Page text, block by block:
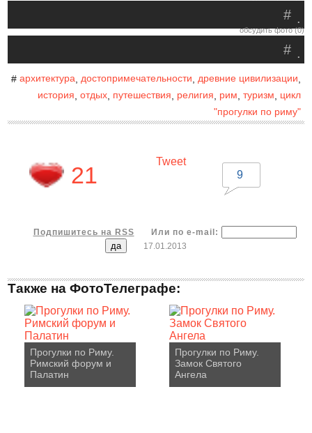
.
#
обсудить фото (0)
.
#
# архитектура, достопримечательности древние цивилизации
история отдых, путешествия религия рим туризм
цикл
"прогулки по риму"
21
Tweet
9
Подпишитесь на RSS
Или по e-mail:
17.01.2013
Также на ФотоТелеграфе:
Прогулки по Риму.
Римский форум и
Палатин
Прогулки по Риму.
Замок Святого
Ангела